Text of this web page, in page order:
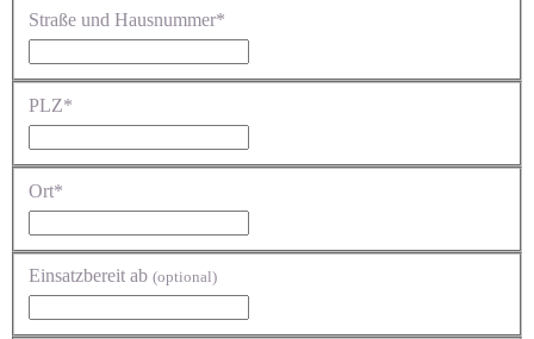
Straße und Hausnummer*
PLZ*
Ort*
Einsatzbereit ab (optional)